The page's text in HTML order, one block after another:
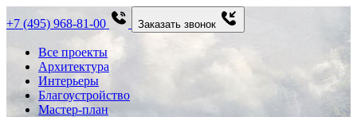
+7 (495) 968-81-00 Заказать звонок
Все проекты
Архитектура
Интерьеры
Благоустройство
Мастер-план